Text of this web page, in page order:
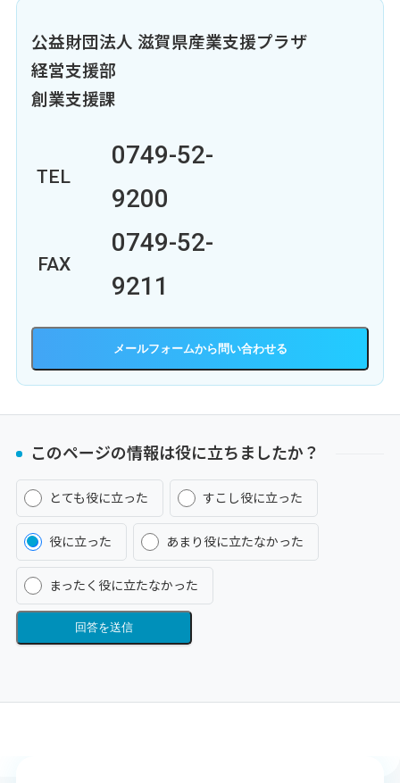
公益財団法人 滋賀県産業支援プラザ
経営支援部
創業支援課
TEL
0749-52-
9200
FAX
0749-52-
9211
メールフォーム
このページの情報は役に立ちましたか？
とても役に立った すこし役に立った
役に立った あまり役に立たなかった
まったく役に立たなかった
回答を送信